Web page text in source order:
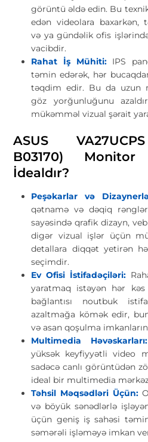
görüntü əldə edin. Bu
edən videolara baxarkən,
və ya gündəlik ofis
vacibdir.
Rahat İş Mühiti:IPS
təmin edərək, hər
təqdim edir. Bu da uzun
göz yorğunluğunu
mükəmməl vizual şərait
ASUS
B03170)
İdealdır?
Peşəkarlar və
qətnamə və dəqiq
sayəsində qrafik dizayn,
digər vizual işlər üçün
detallara diqqət yetirən
seçimdir.
Ev Ofisi İstifadəçiləri:
yaratmaq istəyən hər
bağlantısı noutbuk
azaltmağa kömək edir,
və asan qoşulma
Multimedia Həvəskarları:
yüksək keyfiyyətli video
sadəcə canlı görüntüdən
ideal bir multimedia
Təhsil Məqsədləri Üçün:
və böyük sənədlərlə
üçün geniş iş sahəsi
səmərəli işləməyə imkan